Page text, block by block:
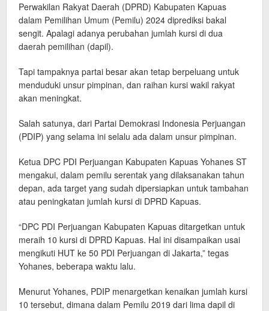
Perwakilan Rakyat Daerah (DPRD) Kabupaten Kapuas
dalam Pemilihan Umum (Pemilu) 2024 diprediksi bakal
sengit. Apalagi adanya perubahan jumlah kursi di dua
daerah pemilihan (dapil).
Tapi tampaknya partai besar akan tetap berpeluang untuk
menduduki unsur pimpinan, dan raihan kursi wakil rakyat
akan meningkat.
Salah satunya, dari Partai Demokrasi Indonesia Perjuangan
(PDIP) yang selama ini selalu ada dalam unsur pimpinan.
Ketua DPC PDI Perjuangan Kabupaten Kapuas Yohanes ST
mengakui, dalam pemilu serentak yang dilaksanakan tahun
depan, ada target yang sudah dipersiapkan untuk tambahan
atau peningkatan jumlah kursi di DPRD Kapuas.
“DPC PDI Perjuangan Kabupaten Kapuas ditargetkan untuk
meraih 10 kursi di DPRD Kapuas. Hal ini disampaikan usai
mengikuti HUT ke 50 PDI Perjuangan di Jakarta,” tegas
Yohanes, beberapa waktu lalu.
Menurut Yohanes, PDIP menargetkan kenaikan jumlah kursi
10 tersebut, dimana dalam Pemilu 2019 dari lima dapil di